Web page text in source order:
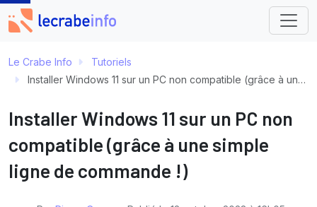
Le Crabe Info
Tutoriels
Installer Windows 11 sur un PC non compatible (grâce à une simple ligne de commande !)
Installer Windows 11 sur un PC non
compatible (grâce à une simple
ligne de commande !)